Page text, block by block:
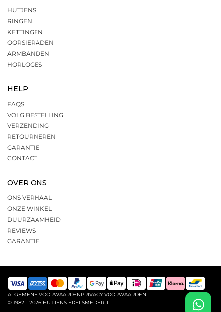
HUTJENS
RINGEN
KETTINGEN
OORSIERADEN
ARMBANDEN
HORLOGES
HELP
FAQS
VOLG BESTELLING
VERZENDING
RETOURNEREN
GARANTIE
CONTACT
OVER ONS
ONS VERHAAL
ONZE WINKEL
DUURZAAMHEID
REVIEWS
GARANTIE
ALGEMENE VOORWAARDENPRIVACY VOORWAARDEN
© 1982 - 2026 HUTJENS EDELSMEDERIJ